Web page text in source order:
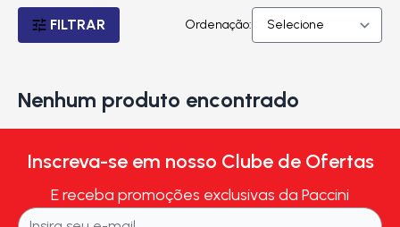
FILTRAR Ordenação:
Nenhum produto encontrado
Inscreva-se em nosso Clube de Ofertas
E receba promoções exclusivas da Paccini